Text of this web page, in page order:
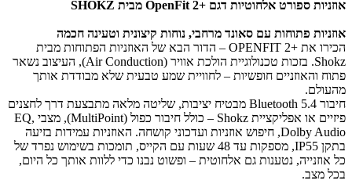
אוזניות ספורט אלחוטיות דגם +OpenFit 2 מבית SHOKZ​
אוזניות פתוחות עם סאונד מרחבי, נוחות קיצונית וטעינה חכמה
הכירו את +OPENFIT 2 – הדור הבא של האוזניות הפתוחות מבית
Shokz. בזכות טכנולוגיית הולכת אוויר (Air Conduction), העיצוב נשאר
פתוח והאוזניים חופשיות – לחוויית שמע טבעית שלא מבודדת אותך
מהעולם.
חיבור Bluetooth 5.4 מבטיח יציבות, שליטה מלאה מתבצעת דרך לחצנים
פיזיים או אפליקציית Shokz – כולל חיבור כפול (MultiPoint), מצבי EQ,
Dolby Audio, חיפוש אוזניות ועדכוני קושחה. האוזניות עמידות בזיעה
בתקן IP55, מספקות עד 48 שעות עם הקייס, תומכות בשימוש נפרד של
כל אוזנייה, נטענות גם אלחוטית – ופשוט נבנו כדי ללוות אותך כל היום,
בכל מצב.